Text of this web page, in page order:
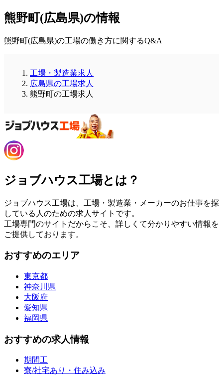
熊野町(広島県)の情報
熊野町(広島県)の工場の働き方に関するQ&A
工場・製造業求人
広島県の工場求人
熊野町の工場求人
ジョブハウス工場とは？
ジョブハウス工場は、工場・製造業・メーカーのお仕事を探
している人のための求人サイトです。
工場専門のサイトだからこそ、詳しくて分かりやすい情報を
ご提供しております。
おすすめのエリア
東京都
神奈川県
大阪府
愛知県
福岡県
おすすめの求人情報
期間工
寮/社宅あり・住み込み